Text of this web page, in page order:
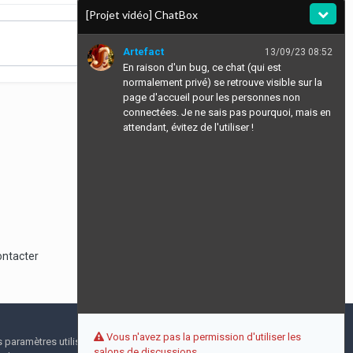
[Projet vidéo] ChatBox
Artefact 13/09/23 08:52
En raison d'un bug, ce chat (qui est
normalement privé) se retrouve visible sur la
page d'accueil pour les personnes non
connectées. Je ne sais pas pourquoi, mais en
attendant, évitez de l'utiliser !
Vous n'avez pas la permission d'utiliser les
utilisateur pendant votre visite. Aucune
I accept